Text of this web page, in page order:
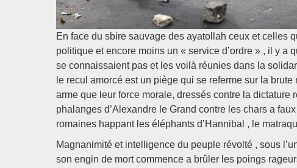
En face du sbire sauvage des ayatollah ceux et celles
politique et encore moins un « service d’ordre » , il y
se connaissaient pas et les voilà réunies dans la
le recul amorcé est un piège qui se referme sur la
arme que leur force morale, dressés contre la
phalanges d’Alexandre le Grand contre les chars a
romaines happant les éléphants d’Hannibal , le
Magnanimité et intelligence du peuple révolté , sous
son engin de mort commence a brûler les poings